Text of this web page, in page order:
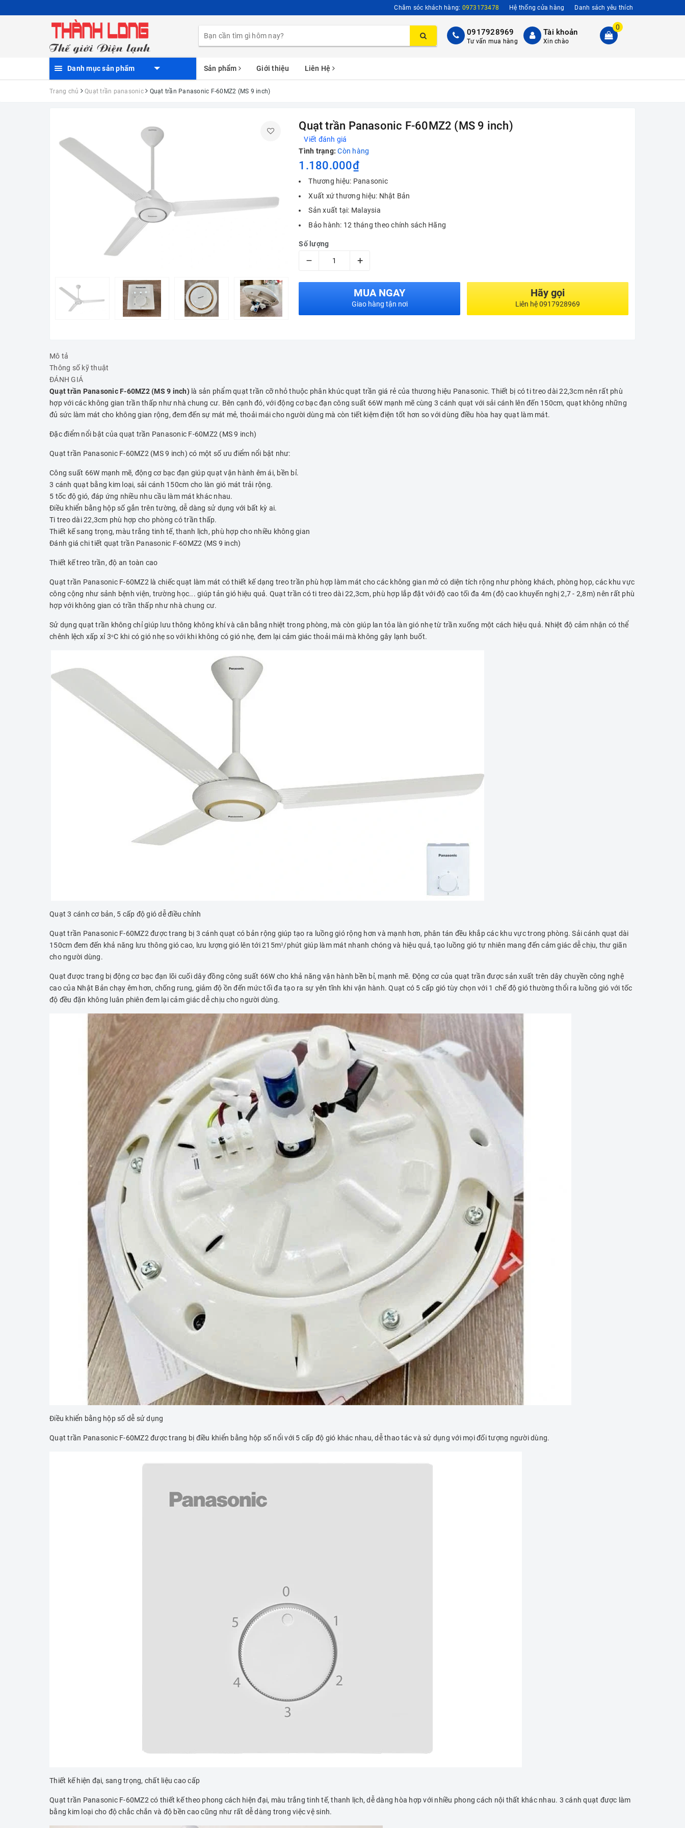
Chăm sóc khách hàng: 0973173478 Hệ thống cửa hàng Danh sách yêu thích
0917928969
Tư vấn mua hàng
Tài khoản
Xin chào
0
Danh mục sản phẩm Sản phẩm Giới thiệu Liên Hệ
Trang chủ Quạt trần panasonic Quạt trần Panasonic F-60MZ2 (MS 9 inch)
Quạt trần Panasonic F-60MZ2 (MS 9 inch)
Viết đánh giá
Tình trạng: Còn hàng
1.180.000₫
Thương hiệu: Panasonic
Xuất xứ thương hiệu: Nhật Bản
Sản xuất tại: Malaysia
Bảo hành: 12 tháng theo chính sách Hãng
Số lượng
– +
MUA NGAY
Giao hàng tận nơi
Hãy gọi
Liên hệ 0917928969
Mô tả
Thông số kỹ thuật
ĐÁNH GIÁ
Quạt trần Panasonic F-60MZ2 (MS 9 inch)là sản phẩm quạt trần cỡ nhỏ thuộc phân khúc quạt trần giá rẻ của thương hiệu Panasonic. Thiết bị có ti treo dài 22,3cm nên rất phù
hợp với các không gian trần thấp như nhà chung cư. Bên cạnh đó, với động cơ bạc đạn công suất 66W mạnh mẽ cùng 3 cánh quạt với sải cánh lên đến 150cm, quạt không những
đủ sức làm mát cho không gian rộng, đem đến sự mát mẻ, thoải mái cho người dùng mà còn tiết kiệm điện tốt hơn so với dùng điều hòa hay quạt làm mát.
Đặc điểm nổi bật của quạt trần Panasonic F-60MZ2 (MS 9 inch)
Quạt trần Panasonic F-60MZ2 (MS 9 inch) có một số ưu điểm nổi bật như:
Công suất 66W mạnh mẽ, động cơ bạc đạn giúp quạt vận hành êm ái, bền bỉ.
3 cánh quạt bằng kim loại, sải cánh 150cm cho làn gió mát trải rộng.
5 tốc độ gió, đáp ứng nhiều nhu cầu làm mát khác nhau.
Điều khiển bằng hộp số gắn trên tường, dễ dàng sử dụng với bất kỳ ai.
Ti treo dài 22,3cm phù hợp cho phòng có trần thấp.
Thiết kế sang trọng, màu trắng tinh tế, thanh lịch, phù hợp cho nhiều không gian
Đánh giá chi tiết quạt trần Panasonic F-60MZ2 (MS 9 inch)
Thiết kế treo trần, độ an toàn cao
Quạt trần Panasonic F-60MZ2 là chiếc quạt làm mát có thiết kế dạng treo trần phù hợp làm mát cho các không gian mở có diện tích rộng như phòng khách, phòng họp, các khu vực
công cộng như sảnh bệnh viện, trường học... giúp tản gió hiệu quả. Quạt trần có ti treo dài 22,3cm, phù hợp lắp đặt với độ cao tối đa 4m (độ cao khuyến nghị 2,7 - 2,8m) nên rất phù
hợp với không gian có trần thấp như nhà chung cư.
Sử dụng quạt trần không chỉ giúp lưu thông không khí và cân bằng nhiệt trong phòng, mà còn giúp lan tỏa làn gió nhẹ từ trần xuống một cách hiệu quả. Nhiệt độ cảm nhận có thể
chênh lệch xấp xỉ 3oC khi có gió nhẹ so với khi không có gió nhẹ, đem lại cảm giác thoải mái mà không gây lạnh buốt.
Quạt 3 cánh cơ bản, 5 cấp độ gió dễ điều chỉnh
Quạt trần Panasonic F-60MZ2 được trang bị 3 cánh quạt có bản rộng giúp tạo ra luồng gió rộng hơn và mạnh hơn, phân tán đều khắp các khu vực trong phòng. Sải cánh quạt dài
150cm đem đến khả năng lưu thông gió cao, lưu lượng gió lên tới 215m3 /phút giúp làm mát nhanh chóng và hiệu quả, tạo luồng gió tự nhiên mang đến cảm giác dễ chịu, thư giãn
cho người dùng.
Quạt được trang bị động cơ bạc đạn lõi cuối dây đồng công suất 66W cho khả năng vận hành bền bỉ, mạnh mẽ. Động cơ của quạt trần được sản xuất trên dây chuyền công nghệ
cao của Nhật Bản chạy êm hơn, chống rung, giảm độ ồn đến mức tối đa tạo ra sự yên tĩnh khi vận hành. Quạt có 5 cấp gió tùy chọn với 1 chế độ gió thường thổi ra luồng gió với tốc
độ đều đặn không luân phiên đem lại cảm giác dễ chịu cho người dùng.
Điều khiển bằng hộp số dễ sử dụng
Quạt trần Panasonic F-60MZ2 được trang bị điều khiển bằng hộp số nổi với 5 cấp độ gió khác nhau, dễ thao tác và sử dụng với mọi đối tượng người dùng.
Thiết kế hiện đại, sang trọng, chất liệu cao cấp
Quạt trần Panasonic F-60MZ2 có thiết kế theo phong cách hiện đại, màu trắng tinh tế, thanh lịch, dễ dàng hòa hợp với nhiều phong cách nội thất khác nhau. 3 cánh quạt được làm
bằng kim loại cho độ chắc chắn và độ bền cao cũng như rất dễ dàng trong việc vệ sinh.